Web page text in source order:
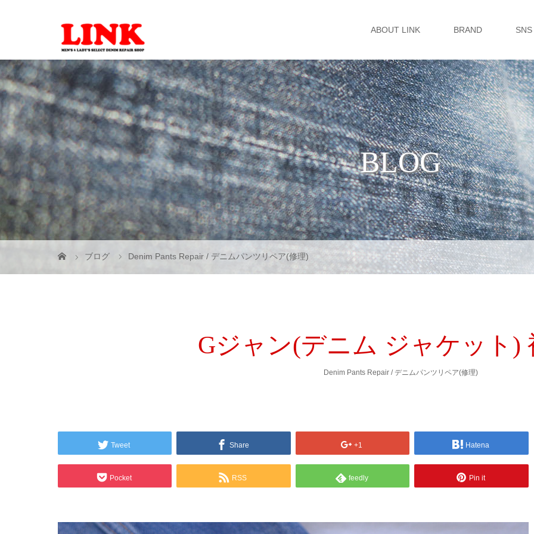
ABOUT LINK BRAND SNS
BLOG
ブログ Denim Pants Repair / デニムパンツリペア(修理)
Gジャン(デニム ジャケット)
Denim Pants Repair / デニムパンツリペア(修理)
Tweet Share +1 Hatena
Pocket RSS feedly Pin it